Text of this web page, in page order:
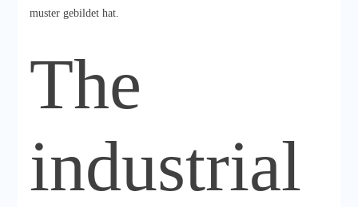
muster gebildet hat.
The
industrial